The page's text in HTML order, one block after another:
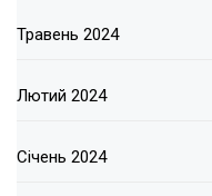
Травень 2024
Лютий 2024
Січень 2024